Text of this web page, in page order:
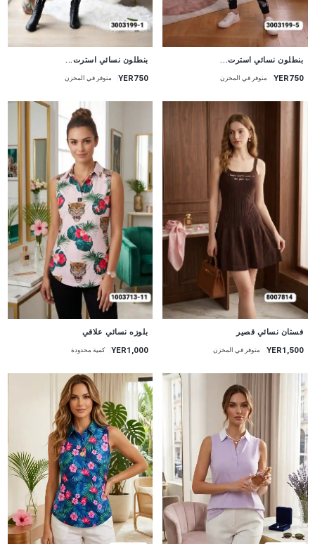
بنطلون نسائي استرت...
YER750 متوفر في المخزن
بنطلون نسائي استرت...
YER750 متوفر في المخزن
فستان نسائي قصير
YER1,500 متوفر في المخزن
بلوزه نسائي علاقي
YER1,000 كمية محدودة